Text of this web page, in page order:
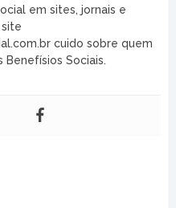
em sites, jornais e
site
cuido sobre quem
Sociais.